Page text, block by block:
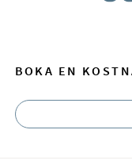
BOKA EN